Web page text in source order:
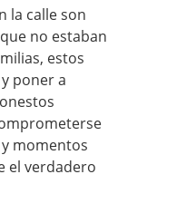
la calle son
no estaban
estos
poner a
momentos
el verdadero